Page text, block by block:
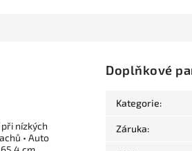
nízkých
• Auto
Doplňkové
Kategorie:
Záruka: